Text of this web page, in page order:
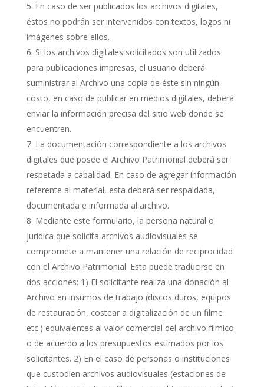
En caso de ser publicados los archivos digitales,
éstos no podrán ser intervenidos con textos, logos ni
imágenes sobre ellos.
Si los archivos digitales solicitados son utilizados
para publicaciones impresas, el usuario deberá
suministrar al Archivo una copia de éste sin ningún
costo, en caso de publicar en medios digitales, deberá
enviar la información precisa del sitio web donde se
encuentren.
La documentación correspondiente a los archivos
digitales que posee el Archivo Patrimonial deberá ser
respetada a cabalidad. En caso de agregar información
referente al material, esta deberá ser respaldada,
documentada e informada al archivo.
Mediante este formulario, la persona natural o
jurídica que solicita archivos audiovisuales se
compromete a mantener una relación de reciprocidad
con el Archivo Patrimonial. Esta puede traducirse en
dos acciones: 1) El solicitante realiza una donación al
Archivo en insumos de trabajo (discos duros, equipos
de restauración, costear a digitalización de un filme
etc.) equivalentes al valor comercial del archivo fílmico
o de acuerdo a los presupuestos estimados por los
solicitantes. 2) En el caso de personas o instituciones
que custodien archivos audiovisuales (estaciones de